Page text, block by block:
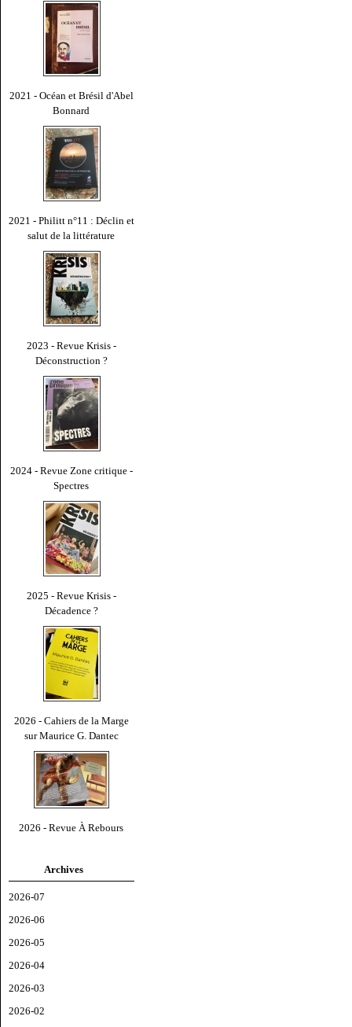
2021 - Océan et Brésil d'Abel
Bonnard
2021 - Philitt n°11 : Déclin et
salut de la littérature
2023 - Revue Krisis -
Déconstruction ?
2024 - Revue Zone critique -
Spectres
2025 - Revue Krisis -
Décadence ?
2026 - Cahiers de la Marge
sur Maurice G. Dantec
2026 - Revue À Rebours
Archives
2026-07
2026-06
2026-05
2026-04
2026-03
2026-02